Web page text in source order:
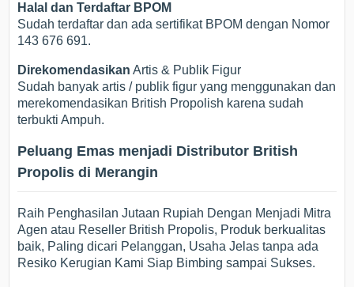
Halal dan Terdaftar BPOM
Sudah terdaftar dan ada sertifikat BPOM dengan Nomor
143 676 691.
Direkomendasikan Artis & Publik Figur
Sudah banyak artis / publik figur yang menggunakan dan
merekomendasikan British Propolish karena sudah
terbukti Ampuh.
Peluang Emas menjadi Distributor British
Propolis di Merangin
Raih Penghasilan Jutaan Rupiah Dengan Menjadi Mitra
Agen atau Reseller British Propolis, Produk berkualitas
baik, Paling dicari Pelanggan, Usaha Jelas tanpa ada
Resiko Kerugian Kami Siap Bimbing sampai Sukses.